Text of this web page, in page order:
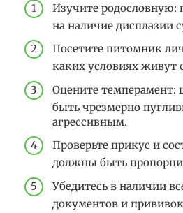
Изучите родословную:
на наличие дисплазии
Посетите питомник
каких условиях живут
Оцените темперамент:
быть чрезмерно
агрессивным.
Проверьте прикус и
должны быть
Убедитесь в наличии
документов и